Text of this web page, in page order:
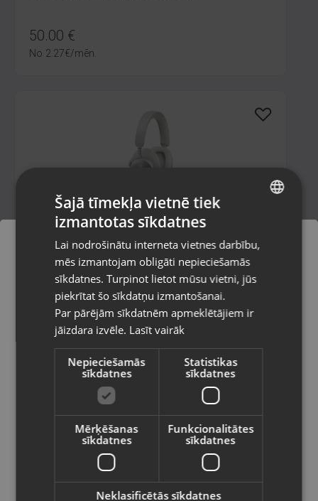
50.00 €
No 2.27€/mēn.
Bang Olufsen Beoplay H95
Rīga, Merķeļa iela 7
Stāvoklis Lietots (Garantija 6 mēneši)
440.00€
€ /mēn.
Sony Playstation 5 pulse
Pasūtījumi tiks piegādāti uz
izvēlēto valsti
Vietnes saturs būs attēlots izvēlētajā
valodā
Valsts
Latviešu / Latvian
RUSSIAN
Šajā tīmekļa vietnē tiek
izmantotas sīkdatnes
Lai nodrošinātu interneta vietnes darbību,
mēs izmantojam obligāti nepieciešamās
sīkdatnes. Turpinot lietot mūsu vietni, jūs
piekrītat šo sīkdatņu izmantošanai.
Par pārējām sīkdatnēm apmeklētājiem ir
jāizdara izvēle. Lasīt vairāk
Nepieciešamās
sīkdatnes
Statistikas
sīkdatnes
Mērķēšanas
sīkdatnes
Funkcionalitātes
sīkdatnes
Neklasificētās sīkdatnes